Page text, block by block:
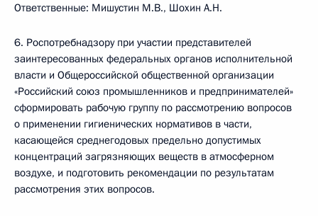
Ответственные: Мишустин М.В., Шохин А.Н.
6. Роспотребнадзору при участии представителей
заинтересованных федеральных органов исполнительной
власти и Общероссийской общественной организации
«Российский союз промышленников и предпринимателей»
сформировать рабочую группу по рассмотрению вопросов
о применении гигиенических нормативов в части,
касающейся среднегодовых предельно допустимых
концентраций загрязняющих веществ в атмосферном
воздухе, и подготовить рекомендации по результатам
рассмотрения этих вопросов.